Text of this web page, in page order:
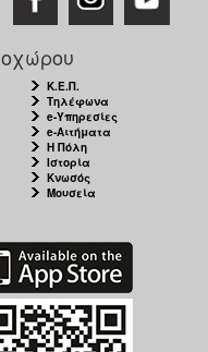
Κ.Ε.Π.
Τηλέφωνα
e-Υπηρεσίες
e-Αιτήματα
Η Πόλη
Ιστορία
Κνωσός
Μουσεία